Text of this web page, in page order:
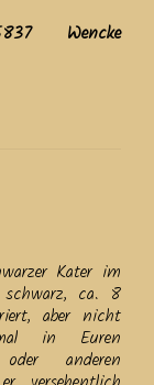
Wencke
Kater im
ca. 8
aber nicht
in Euren
anderen